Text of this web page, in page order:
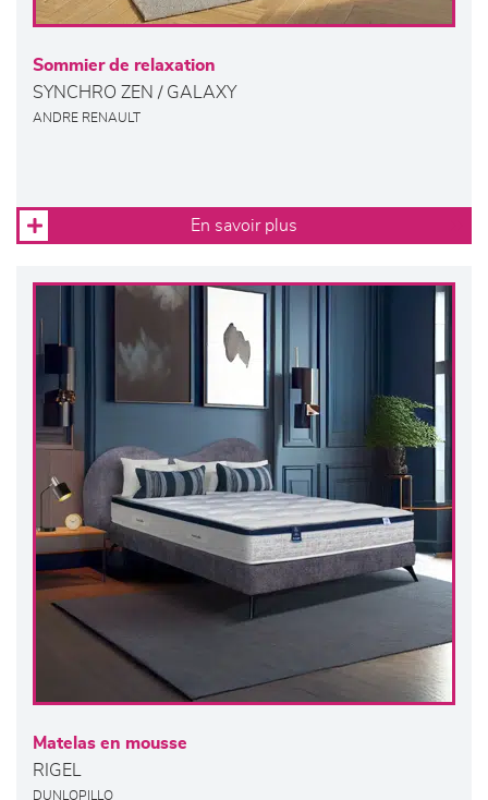
Sommier de relaxation
SYNCHRO ZEN / GALAXY
ANDRE RENAULT
En savoir plus
Matelas en mousse
RIGEL
DUNLOPILLO